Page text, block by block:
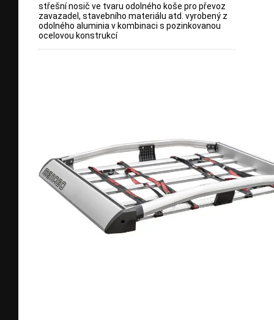
střešní nosič ve tvaru odolného koše pro převoz
zavazadel, stavebního materiálu atd. vyrobený z
odolného aluminia v kombinaci s pozinkovanou
ocelovou konstrukcí